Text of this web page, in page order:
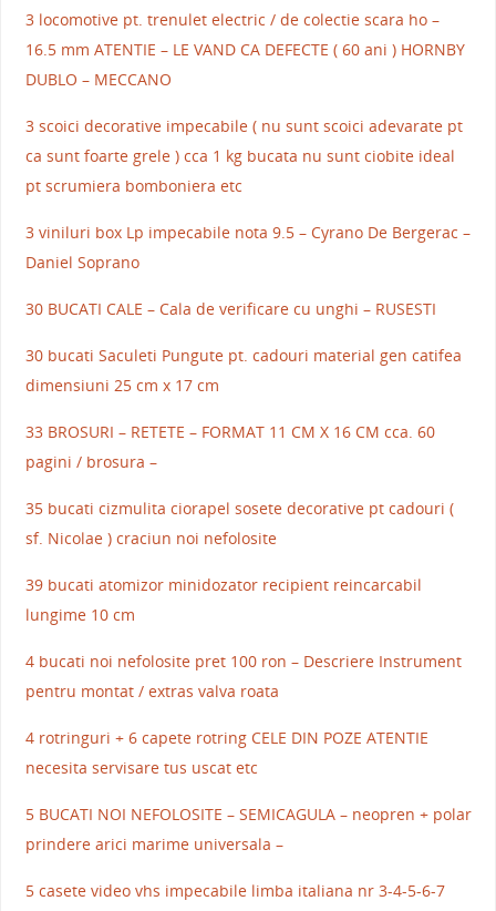
3 locomotive pt. trenulet electric / de colectie scara ho –
16.5 mm ATENTIE – LE VAND CA DEFECTE ( 60 ani ) HORNBY
DUBLO – MECCANO
3 scoici decorative impecabile ( nu sunt scoici adevarate pt
ca sunt foarte grele ) cca 1 kg bucata nu sunt ciobite ideal
pt scrumiera bomboniera etc
3 viniluri box Lp impecabile nota 9.5 – Cyrano De Bergerac –
Daniel Soprano
30 BUCATI CALE – Cala de verificare cu unghi – RUSESTI
30 bucati Saculeti Pungute pt. cadouri material gen catifea
dimensiuni 25 cm x 17 cm
33 BROSURI – RETETE – FORMAT 11 CM X 16 CM cca. 60
pagini / brosura –
35 bucati cizmulita ciorapel sosete decorative pt cadouri (
sf. Nicolae ) craciun noi nefolosite
39 bucati atomizor minidozator recipient reincarcabil
lungime 10 cm
4 bucati noi nefolosite pret 100 ron – Descriere Instrument
pentru montat / extras valva roata
4 rotringuri + 6 capete rotring CELE DIN POZE ATENTIE
necesita servisare tus uscat etc
5 BUCATI NOI NEFOLOSITE – SEMICAGULA – neopren + polar
prindere arici marime universala –
5 casete video vhs impecabile limba italiana nr 3-4-5-6-7